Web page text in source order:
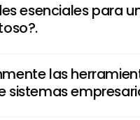
y la seguridad del
los ajustes del sistema,
esenciales para
los recursos de manera
de la organización.
las
sistemas